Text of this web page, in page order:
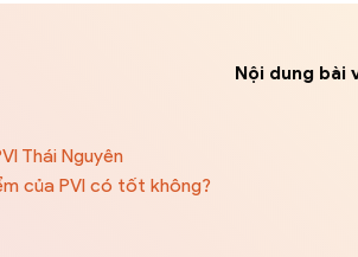
Nội dung bài
Thái Nguyên
của PVI có tốt không?